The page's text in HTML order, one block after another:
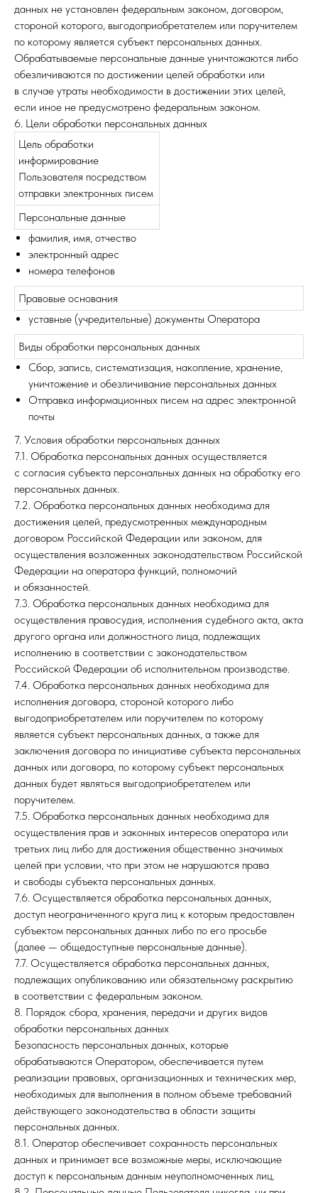
данных не установлен федеральным законом, договором,
стороной которого, выгодоприобретателем или поручителем
по которому является субъект персональных данных.
Обрабатываемые персональные данные уничтожаются либо
обезличиваются по достижении целей обработки или
в случае утраты необходимости в достижении этих целей,
если иное не предусмотрено федеральным законом.
6. Цели обработки персональных данных
Цель обработки
информирование
Пользователя посредством
отправки электронных писем
Персональные данные
фамилия, имя, отчество
электронный адрес
номера телефонов
Правовые основания
уставные (учредительные) документы Оператора
Виды обработки персональных данных
Сбор, запись, систематизация, накопление, хранение,
уничтожение и обезличивание персональных данных
Отправка информационных писем на адрес электронной
почты
7. Условия обработки персональных данных
7.1. Обработка персональных данных осуществляется
с согласия субъекта персональных данных на обработку его
персональных данных.
7.2. Обработка персональных данных необходима для
достижения целей, предусмотренных международным
договором Российской Федерации или законом, для
осуществления возложенных законодательством Российской
Федерации на оператора функций, полномочий
и обязанностей.
7.3. Обработка персональных данных необходима для
осуществления правосудия, исполнения судебного акта, акта
другого органа или должностного лица, подлежащих
исполнению в соответствии с законодательством
Российской Федерации об исполнительном производстве.
7.4. Обработка персональных данных необходима для
исполнения договора, стороной которого либо
выгодоприобретателем или поручителем по которому
является субъект персональных данных, а также для
заключения договора по инициативе субъекта персональных
данных или договора, по которому субъект персональных
данных будет являться выгодоприобретателем или
поручителем.
7.5. Обработка персональных данных необходима для
осуществления прав и законных интересов оператора или
третьих лиц либо для достижения общественно значимых
целей при условии, что при этом не нарушаются права
и свободы субъекта персональных данных.
7.6. Осуществляется обработка персональных данных,
доступ неограниченного круга лиц к которым предоставлен
субъектом персональных данных либо по его просьбе
(далее — общедоступные персональные данные).
7.7. Осуществляется обработка персональных данных,
подлежащих опубликованию или обязательному раскрытию
в соответствии с федеральным законом.
8. Порядок сбора, хранения, передачи и других видов
обработки персональных данных
Безопасность персональных данных, которые
обрабатываются Оператором, обеспечивается путем
реализации правовых, организационных и технических мер,
необходимых для выполнения в полном объеме требований
действующего законодательства в области защиты
персональных данных.
8.1. Оператор обеспечивает сохранность персональных
данных и принимает все возможные меры, исключающие
доступ к персональным данным неуполномоченных лиц.